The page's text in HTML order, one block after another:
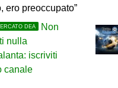
ero preoccupato”
DEA
Non
nulla
iscriviti
canale